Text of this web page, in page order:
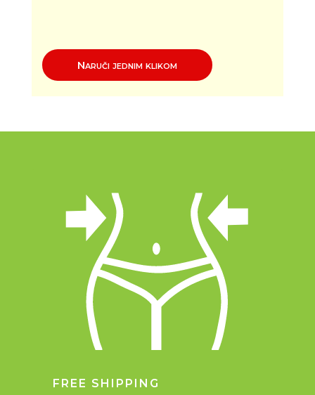
Naruči jednim klikom
FREE SHIPPING